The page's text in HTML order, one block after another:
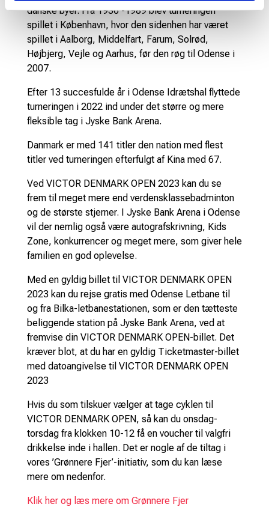
danske byer. Fra 1936 -1989 blev turneringen
spillet i København, hvor den sidenhen har været
spillet i Aalborg, Middelfart, Farum, Solrød,
Højbjerg, Vejle og Aarhus, før den røg til Odense i
2007.
Efter 13 succesfulde år i Odense Idrætshal flyttede
turneringen i 2022 ind under det større og mere
fleksible tag i Jyske Bank Arena.
Danmark er med 141 titler den nation med flest
titler ved turneringen efterfulgt af Kina med 67.
Ved VICTOR DENMARK OPEN 2023 kan du se
frem til meget mere end verdensklassebadminton
og de største stjerner. I Jyske Bank Arena i Odense
vil der nemlig også være autografskrivning, Kids
Zone, konkurrencer og meget mere, som giver hele
familien en god oplevelse.
Med en gyldig billet til VICTOR DENMARK OPEN
2023 kan du rejse gratis med Odense Letbane til
og fra Bilka-letbanestationen, som er den tætteste
beliggende station på Jyske Bank Arena, ved at
fremvise din VICTOR DENMARK OPEN-billet. Det
kræver blot, at du har en gyldig Ticketmaster-billet
med datoangivelse til VICTOR DENMARK OPEN
2023
Hvis du som tilskuer vælger at tage cyklen til
VICTOR DENMARK OPEN, så kan du onsdag-
torsdag fra klokken 10-12 få en voucher til valgfri
drikkelse inde i hallen. Det er nogle af de tiltag i
vores ’Grønnere Fjer’-initiativ, som du kan læse
mere om nedenfor.
Klik her og læs mere om Grønnere Fjer